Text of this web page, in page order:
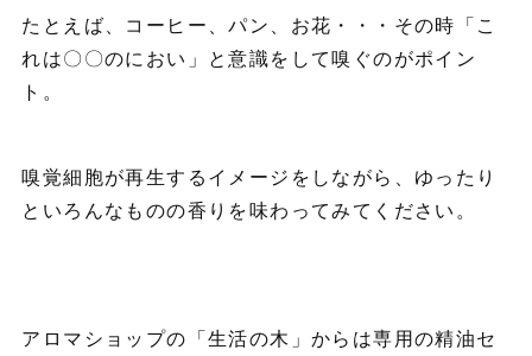
たとえば、コーヒー、パン、お花・・・その時「こ
れは〇〇のにおい」と意識をして嗅ぐのがポイン
ト。
嗅覚細胞が再生するイメージをしながら、ゆったり
といろんなものの香りを味わってみてください。
アロマショップの「生活の木」からは専用の精油セ